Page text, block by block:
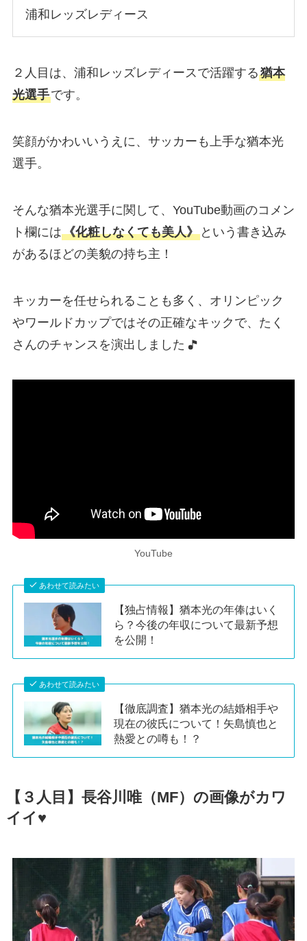
浦和レッズレディース
２人目は、浦和レッズレディースで活躍する猶本
光選手です。
笑顔がかわいいうえに、サッカーも上手な猶本光
選手。
そんな猶本光選手に関して、YouTube動画のコメン
ト欄には《化粧しなくても美人》という書き込み
があるほどの美貌の持ち主！
キッカーを任せられることも多く、オリンピック
やワールドカップではその正確なキックで、たく
さんのチャンスを演出しました
YouTube
あわせて読みたい
【独占情報】猶本光の年俸はいく
ら？今後の年収について最新予想
を公開！
あわせて読みたい
【徹底調査】猶本光の結婚相手や
現在の彼氏について！矢島慎也と
熱愛との噂も！？
【３人目】長谷川唯（MF）の画像がカワ
イイ♥